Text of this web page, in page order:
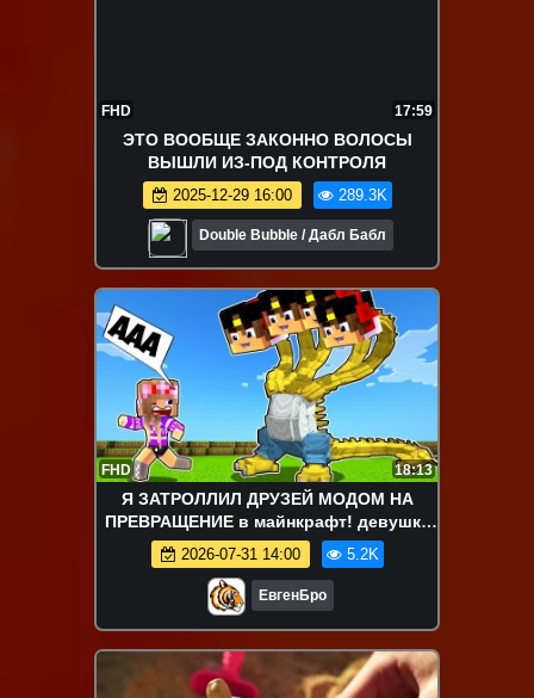
FHD 17:59
ЭТО ВООБЩЕ ЗАКОННО ВОЛОСЫ
ВЫШЛИ ИЗ-ПОД КОНТРОЛЯ
2025-12-29 16:00 289.3K
Double Bubble / Дабл Бабл
FHD 18:13
Я ЗАТРОЛЛИЛ ДРУЗЕЙ МОДОМ НА
ПРЕВРАЩЕНИЕ в майнкрафт! девушка
новичок видео minecraft
2026-07-31 14:00 5.2K
ЕвгенБро